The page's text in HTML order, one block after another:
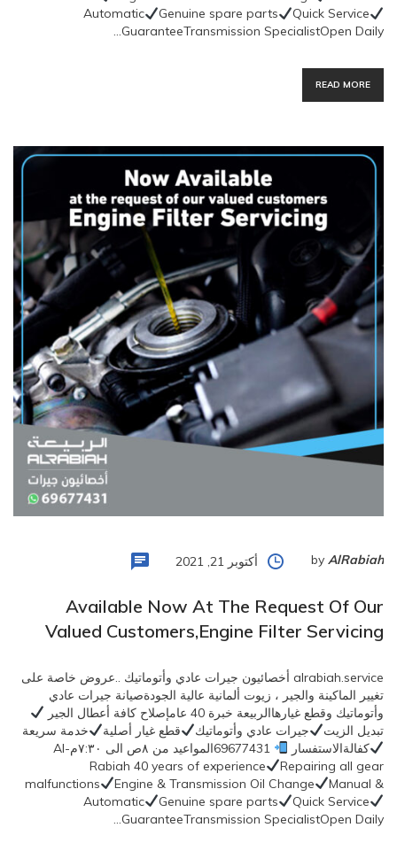
Automatic
Genuine spare parts
Quick Service
GuaranteeTransmission SpecialistOpen Daily…
READ MORE
by AlRabiah أكتوبر 21, 2021
Available Now At The Request Of Our
Valued Customers,Engine Filter Servicing
alrabiah.service أخصائيون جيرات عادي وأتوماتيك ..عروض خاصة على
تغيير الماكينة والجير ، زيوت ألمانية عالية الجودةصيانة جيرات عادي
وأتوماتيك وقطع غيارهاالربيعة خبرة 40 عامإصلاح كافة أعطال الجير
تبديل الزيت
جيرات عادي وأتوماتيك قطع غيار أصلية
خدمة سريعة
كفالةالاستفسار
69677431المواعيد من ٨ص الى ٧:٣٠مAl-
Rabiah 40 years of experience
Repairing all gear
malfunctions
Engine & Transmission Oil Change
Manual &
Automatic
Genuine spare parts
Quick Service
GuaranteeTransmission SpecialistOpen Daily…